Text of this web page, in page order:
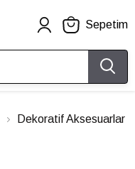
Sepetim
Dekoratif Aksesuarlar